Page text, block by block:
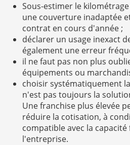
Sous-estimer le
une couverture inadaptée
contrat en cours d'année ;
déclarer un usage inexact
également une erreur
il ne faut pas non plus
équipements ou
choisir systématiquement
n'est pas toujours la
Une franchise plus élevée
réduire la cotisation, à
compatible avec la
l'entreprise.